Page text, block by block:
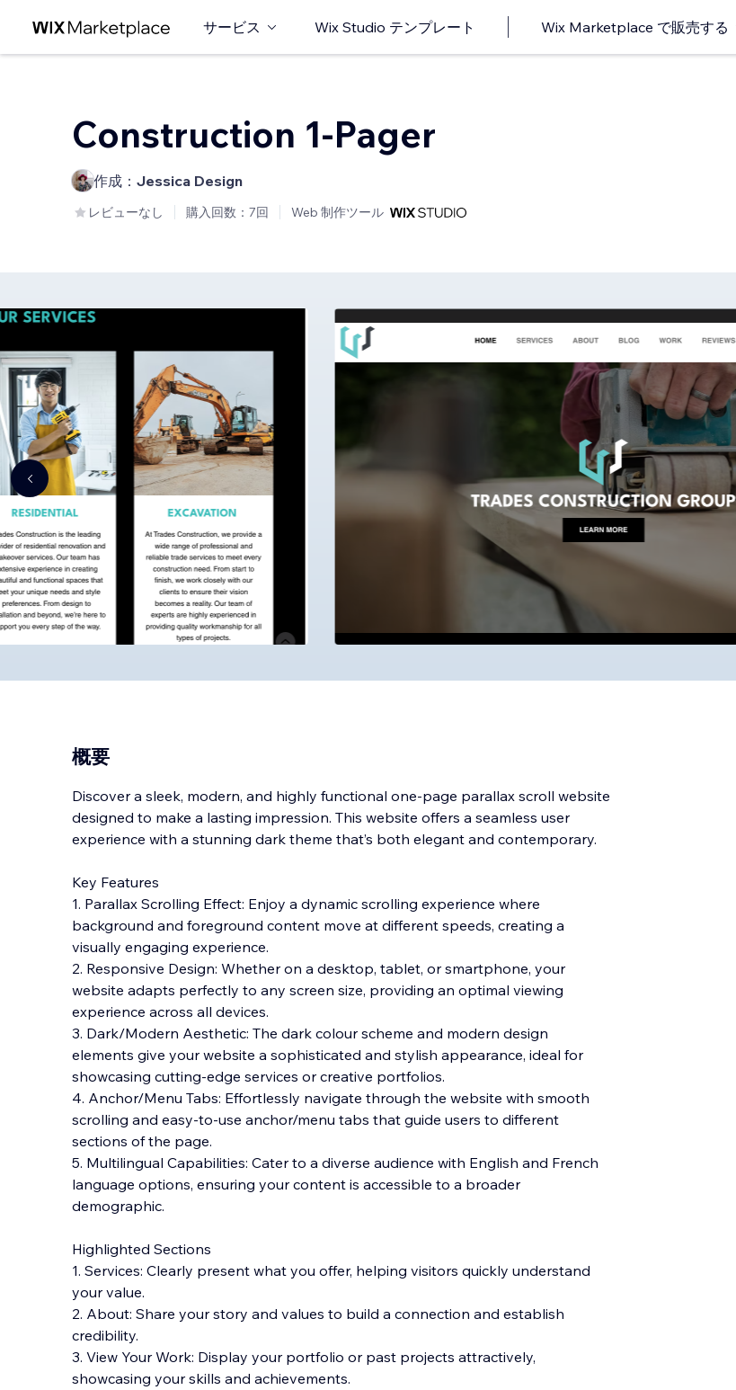
サービス Wix Studio テンプレート Wix Marketplace で販売する
Construction 1-Pager
作成： Jessica Design
レビューなし 購入回数：7回 Web 制作ツール
概要
Discover a sleek, modern, and highly functional one-page parallax scroll website
designed to make a lasting impression. This website offers a seamless user
experience with a stunning dark theme that’s both elegant and contemporary.
Key Features
1. Parallax Scrolling Effect: Enjoy a dynamic scrolling experience where
background and foreground content move at different speeds, creating a
visually engaging experience.
2. Responsive Design: Whether on a desktop, tablet, or smartphone, your
website adapts perfectly to any screen size, providing an optimal viewing
experience across all devices.
3. Dark/Modern Aesthetic: The dark colour scheme and modern design
elements give your website a sophisticated and stylish appearance, ideal for
showcasing cutting-edge services or creative portfolios.
4. Anchor/Menu Tabs: Effortlessly navigate through the website with smooth
scrolling and easy-to-use anchor/menu tabs that guide users to different
sections of the page.
5. Multilingual Capabilities: Cater to a diverse audience with English and French
language options, ensuring your content is accessible to a broader
demographic.
Highlighted Sections
1. Services: Clearly present what you offer, helping visitors quickly understand
your value.
2. About: Share your story and values to build a connection and establish
credibility.
3. View Your Work: Display your portfolio or past projects attractively,
showcasing your skills and achievements.